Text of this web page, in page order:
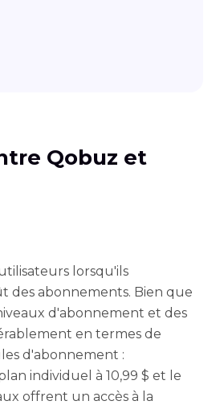
Qobuz et
lorsqu'ils
des abonnements. Bien que
d'abonnement et des
en termes de
d'abonnement :
individuel à 10,99 $ et le
offrent un accès à la